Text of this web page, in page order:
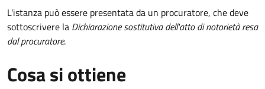
L'istanza può essere presentata da un procuratore, che deve
sottoscrivere la Dichiarazione sostitutiva dell'atto di notorietà resa
dal procuratore.
Cosa si ottiene